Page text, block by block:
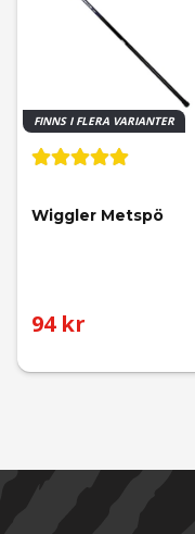
FINNS I FLERA VARIANTER
Wiggler Metspö
94 kr